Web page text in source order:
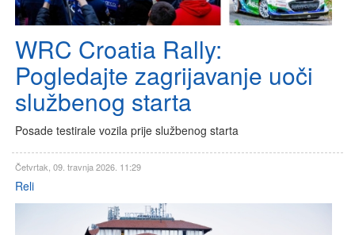
WRC Croatia Rally:
Pogledajte zagrijavanje uoči
službenog starta
Posade testirale vozila prije službenog starta
Četvrtak, 09. travnja 2026. 11:29
Reli